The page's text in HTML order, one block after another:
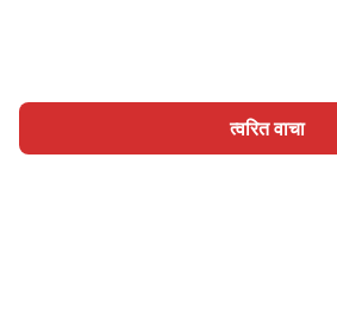
त्वरित वाचा
होम श्रेणी लिहा